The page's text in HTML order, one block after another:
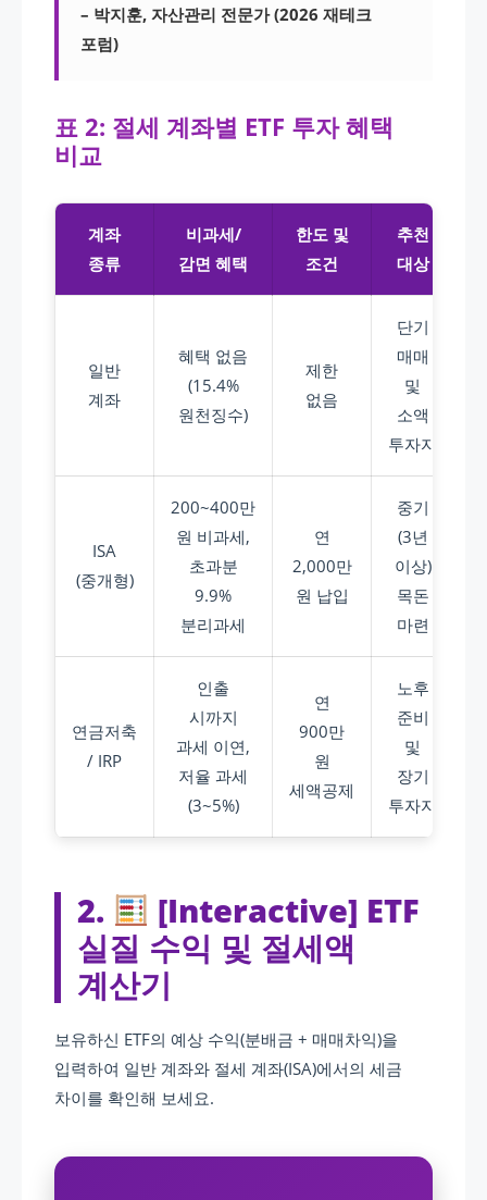
– 박지훈, 자산관리 전문가 (2026 재테크
포럼)
표 2: 절세 계좌별 ETF 투자 혜택
비교
계좌
종류
비과세/
감면 혜택
한도 및
조건
추천
대상
일반
계좌
혜택 없음
(15.4%
원천징수)
제한
없음
단기
매매
및
소액
투자자
ISA
(중개형)
200~400만
원 비과세,
초과분
9.9%
분리과세
연
2,000만
원 납입
중기
(3년
이상)
목돈
마련
연금저축
/ IRP
인출
시까지
과세 이연,
저율 과세
(3~5%)
연
900만
원
세액공제
노후
준비
및
장기
투자자
2.
[Interactive] ETF
실질 수익 및 절세액
계산기
보유하신 ETF의 예상 수익(분배금 + 매매차익)을
입력하여 일반 계좌와 절세 계좌(ISA)에서의 세금
차이를 확인해 보세요.